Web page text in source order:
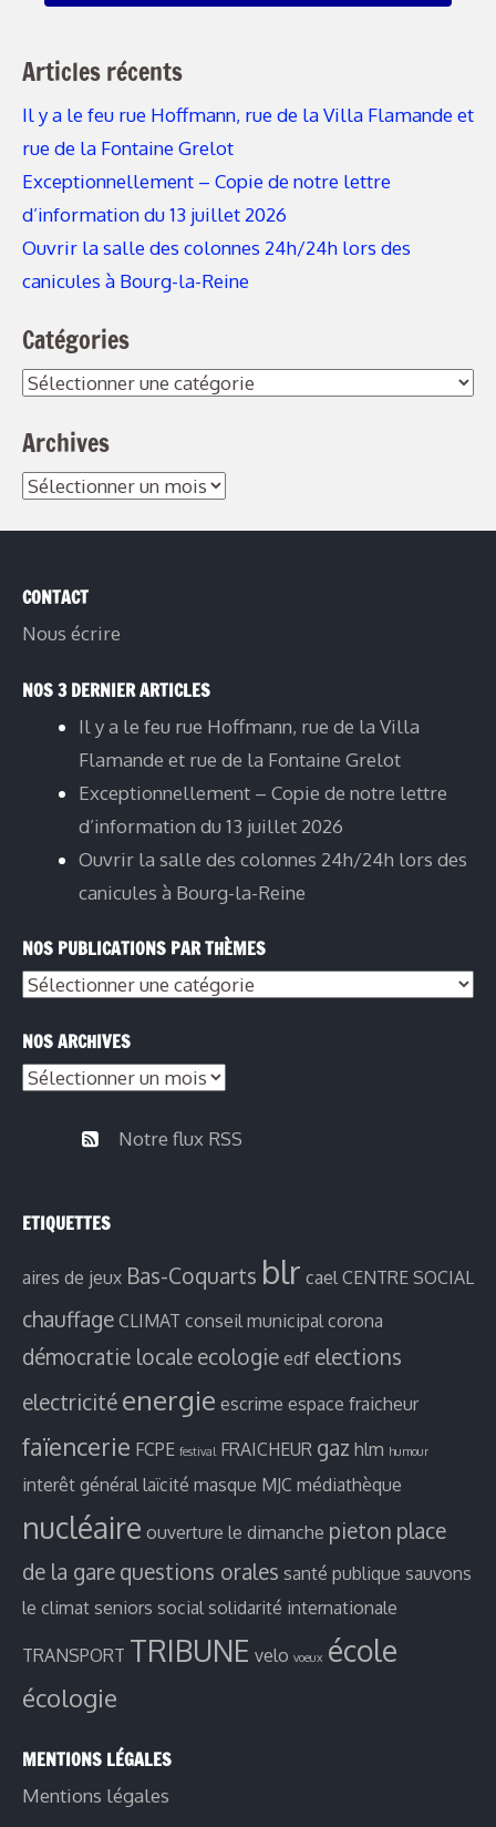
Articles récents
Il y a le feu rue Hoffmann, rue de la Villa Flamande et
rue de la Fontaine Grelot
Exceptionnellement – Copie de notre lettre
d’information du 13 juillet 2026
Ouvrir la salle des colonnes 24h/24h lors des
canicules à Bourg-la-Reine
Catégories
Catégories
Archives
Archives
CONTACT
Nous écrire
NOS 3 DERNIER ARTICLES
Il y a le feu rue Hoffmann, rue de la Villa
Flamande et rue de la Fontaine Grelot
Exceptionnellement – Copie de notre lettre
d’information du 13 juillet 2026
Ouvrir la salle des colonnes 24h/24h lors des
canicules à Bourg-la-Reine
NOS PUBLICATIONS PAR THÈMES
Nos
par
thèmes
NOS ARCHIVES
Nos
Notre flux RSS
ETIQUETTES
aires de jeux Bas-Coquarts blr cael CENTRE SOCIAL
chauffage CLIMAT conseil municipal corona
démocratie locale ecologie edf elections
electricité energie escrime espace fraicheur
faïencerie FCPE festival FRAICHEUR gaz hlm humour
interêt général laïcité masque MJC médiathèque
nucléaire ouverture le dimanche pieton place
de la gare questions orales santé publique sauvons
le climat seniors social solidarité internationale
TRANSPORT TRIBUNE velo voeux école
écologie
MENTIONS LÉGALES
Mentions légales